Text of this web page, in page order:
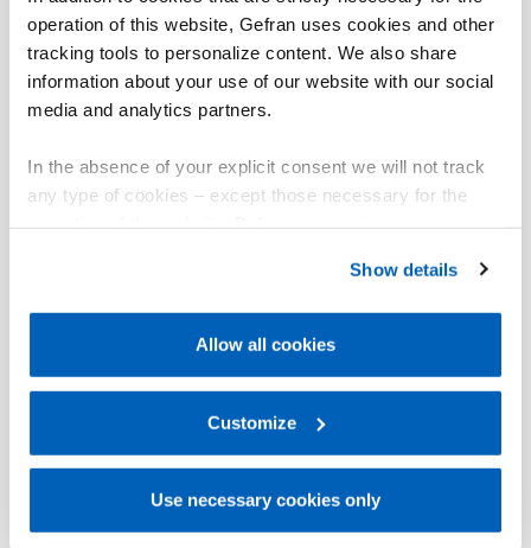
operation of this website, Gefran uses cookies and other
tracking tools to personalize content. We also share
information about your use of our website with our social
media and analytics partners.
In the absence of your explicit consent we will not track
any type of cookies – except those necessary for the
Gefran - Cookie
policy.
regarding processing of personal data, at the following
Gefran - Privacy Policy.
Show details
Allow all cookies
Customize
Use necessary cookies only